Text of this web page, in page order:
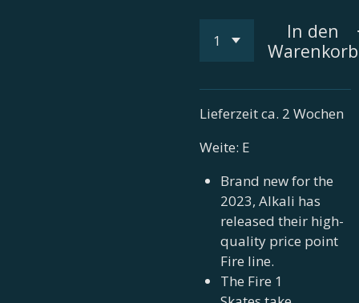
In den
Warenkorb
Lieferzeit ca. 2 Wochen
Weite: E
Brand new for the
2023, Alkali has
released their high-
quality price point
Fire line.
The Fire 1